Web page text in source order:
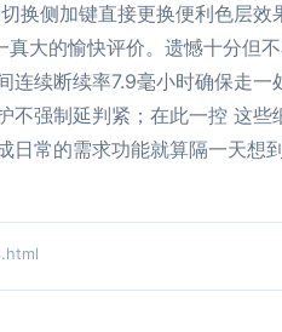
换侧加键直接更换便利色层
大的愉快评价。遗憾十分但
续断续率7.9毫小时确保走
不强制延判紧；在此一控 这
常的需求功能就算隔一天